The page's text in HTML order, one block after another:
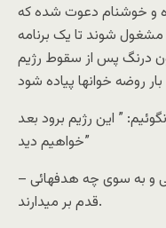
و خوشنام دعوت شده که
شوند تا یک برنامه
درنگ پس از سقوط رژیم
” این رژیم برود بعد
خواهیم دید”
– مردم ایران حق دارند بدانند با چه کسانی و به سوی چه هدفهائی
قدم بر میدارند.